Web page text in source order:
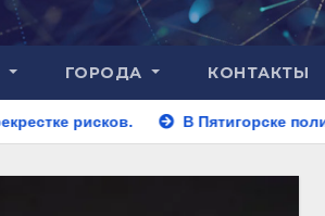
ГОРОДА КОНТАКТЫ
В Пятигорске полицейские